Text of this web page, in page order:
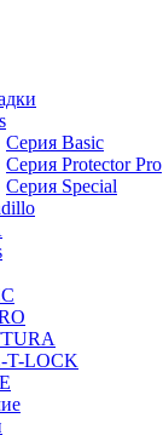
Серия Basic
Серия Protector Pro
Серия Special
T-LOCK